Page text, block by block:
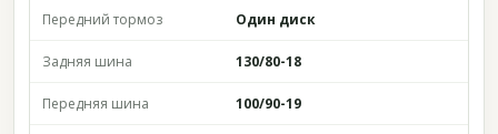
Передний тормоз Один диск
Задняя шина 130/80-18
Передняя шина 100/90-19